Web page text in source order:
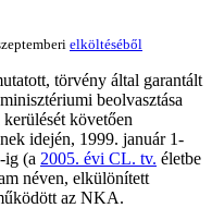
elköltéséből
törvény által garantált
beolvasztása
követően
idején, 1999. január 1-
ig (a 2005. évi CL. tv. életbe
néven, elkülönített
az NKA.